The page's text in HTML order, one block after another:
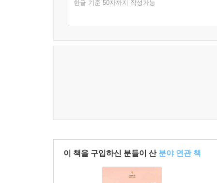
한글 기준 50자까지 작성가능
이 책을 구입하신 분들이 산 분야 연관 책